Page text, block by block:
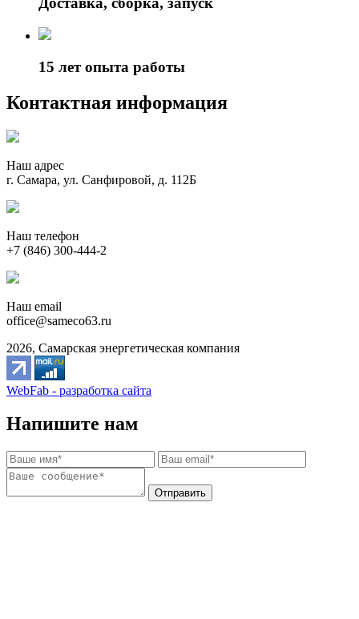
15 лет опыта работы
Контактная информация
Наш адрес
г. Самара, ул. Санфировой, д. 112Б
Наш телефон
+7 (846) 300-444-2
Наш email
office@sameco63.ru
2026, Самарская энергетическая компания
WebFab - разработка сайта
Напишите нам